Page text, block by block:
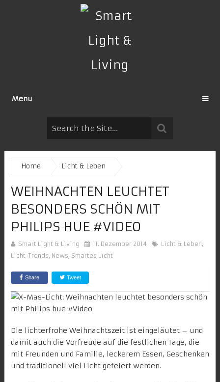
Menu
Home Licht & Leben
WEIHNACHTEN LEUCHTET
BESONDERS SCHÖN MIT
PHILIPS HUE #VIDEO
Smart Light & Living 11. Dezember 2014 Licht & Leben,
Licht-Trends, News, Smartes Licht
Share Tweet
Die lichterfrohe Weihnachtszeitist eingeläutet – und
damit auch die Vorfreude auf die festlichen Tage, die
mit Freunden und Familie, leckerem Essen, Geschenken
und traditionell viel Licht gefeiert werden.